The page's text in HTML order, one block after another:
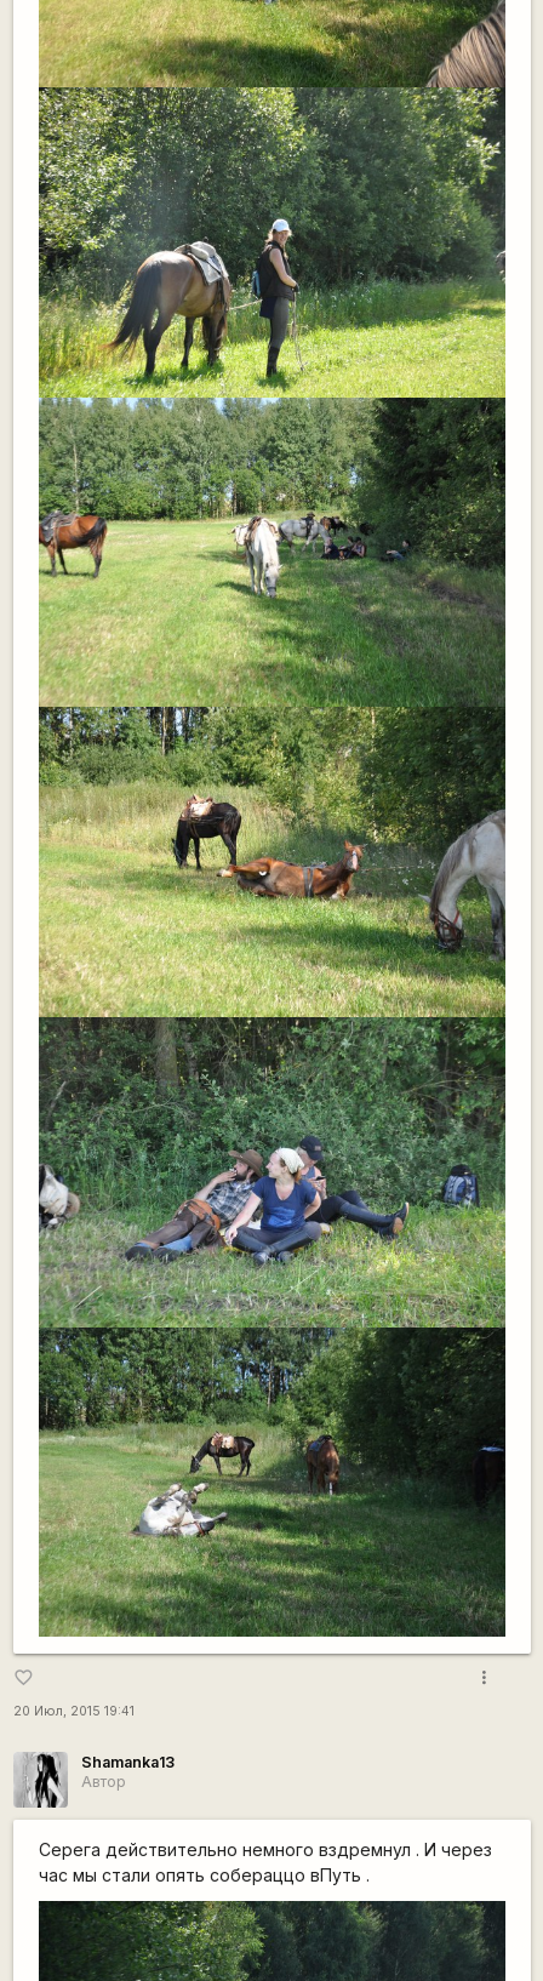
favorite_border
20 Июл, 2015 19:41
more_vert
Shamanka13
Автор
Серега действительно немного вздремнул . И через
час мы стали опять собераццо вПуть .